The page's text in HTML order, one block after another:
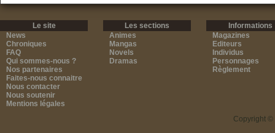
Le site
News
Chroniques
FAQ
Qui sommes-nous ?
Nos partenaires
Faites-nous connaitre
Nous contacter
Nous soutenir
Mentions légales
Les sections
Animes
Mangas
Novels
Dramas
Informations
Magazines
Editeurs
Individus
Personnages
Règlement
Copyright ©